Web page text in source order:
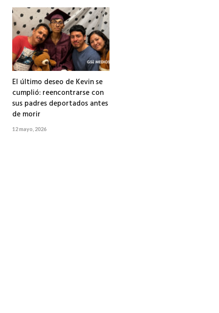
El último deseo de Kevin se
cumplió: reencontrarse con
sus padres deportados antes
de morir
12 mayo, 2026